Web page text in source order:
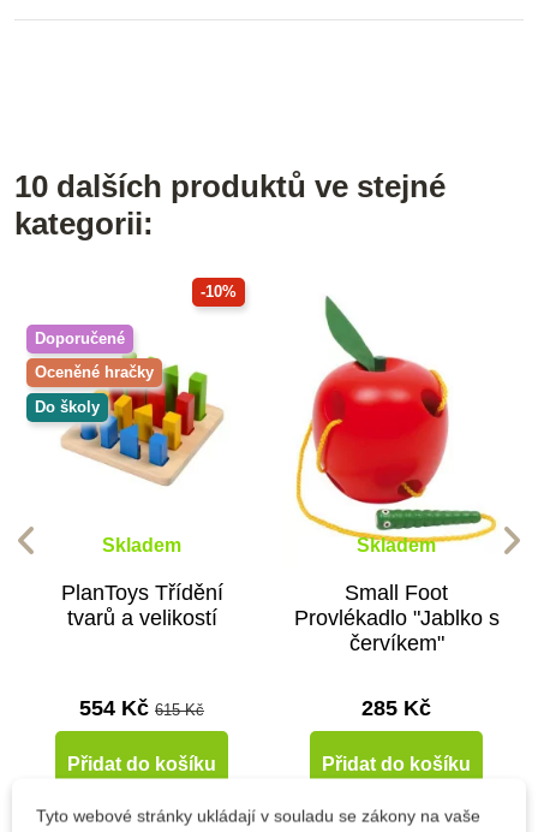
10 dalších produktů ve stejné
kategorii:
-10%
Doporučené
Oceněné hračky
Do školy
Skladem
PlanToys Třídění
tvarů a velikostí
554 Kč 615 Kč
Přidat do košíku
Skladem
Small Foot
Provlékadlo "Jablko s
červíkem"
285 Kč
Přidat do košíku
Tyto webové stránky ukládají v souladu se zákony na vaše